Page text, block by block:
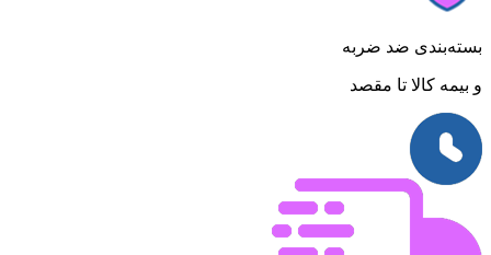
بسته‌بندی ضد ضربه
و بیمه کالا تا مقصد